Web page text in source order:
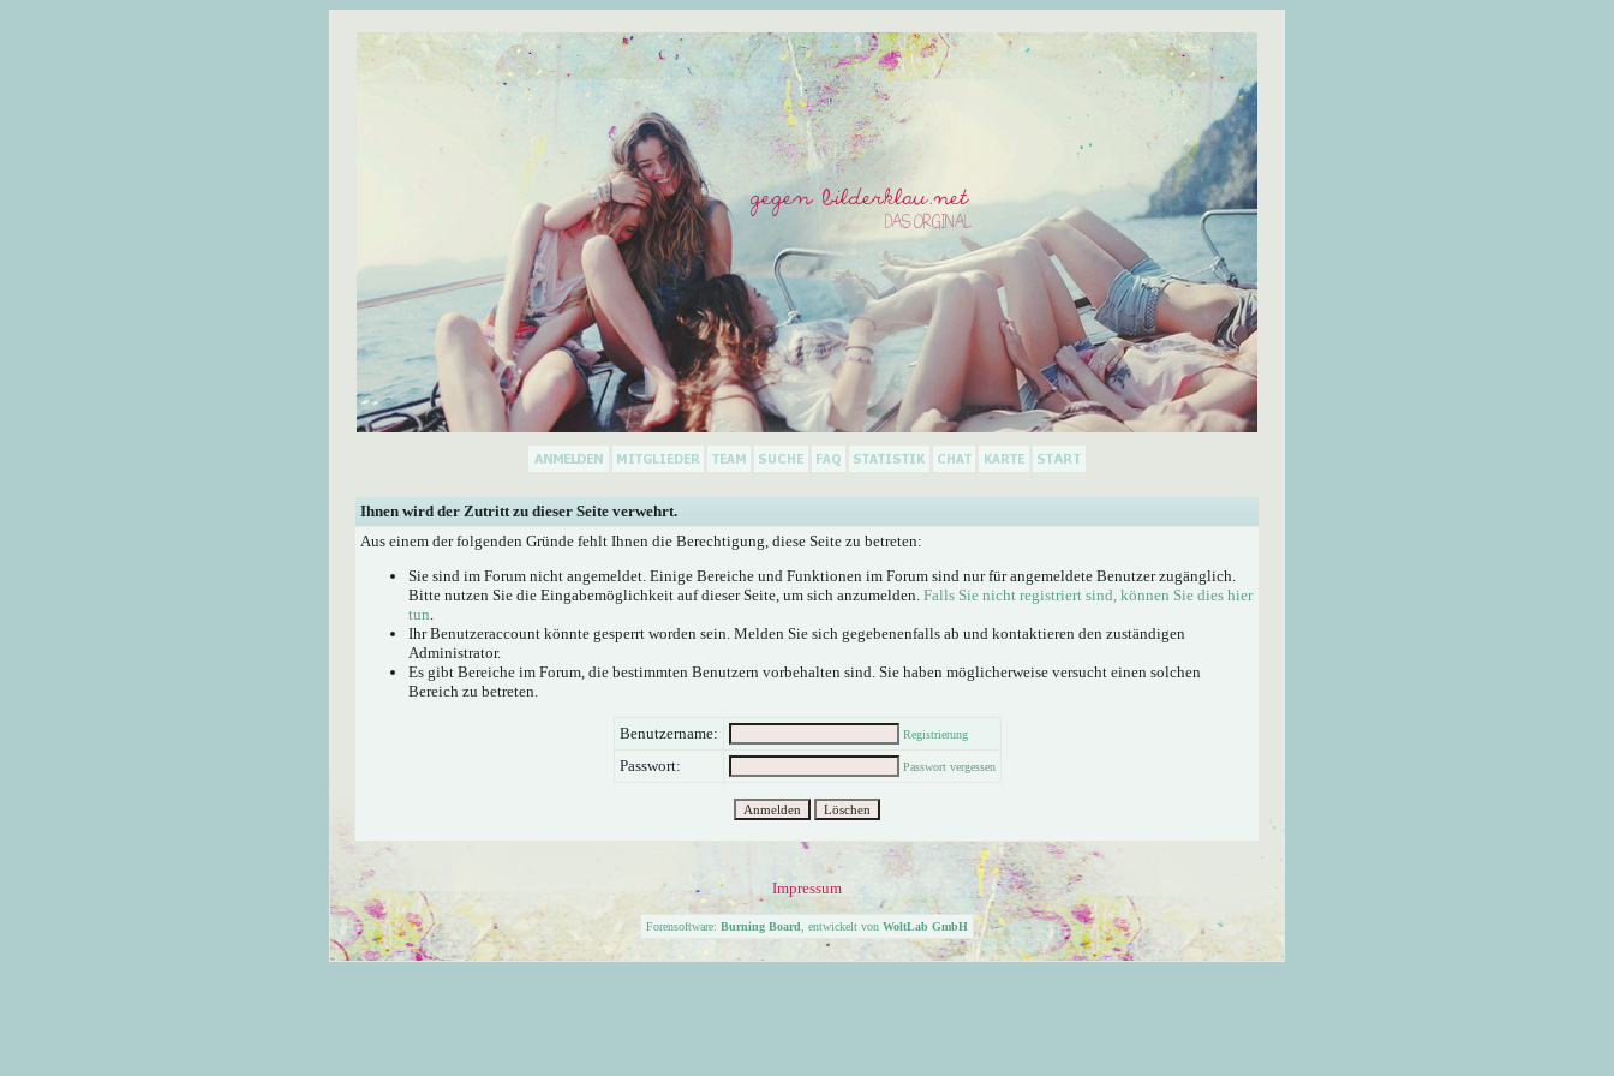
Ihnen wird der Zutritt zu dieser Seite verwehrt.
Aus einem der folgenden Gründe fehlt Ihnen die Berechtigung, diese Seite zu betreten:
Sie sind im Forum nicht angemeldet. Einige Bereiche und Funktionen im Forum sind nur für angemeldete Benutzer zugänglich.
Bitte nutzen Sie die Eingabemöglichkeit auf dieser Seite, um sich anzumelden. Falls Sie nicht registriert sind, können Sie dies hier
tun.
Ihr Benutzeraccount könnte gesperrt worden sein. Melden Sie sich gegebenenfalls ab und kontaktieren den zuständigen
Administrator.
Es gibt Bereiche im Forum, die bestimmten Benutzern vorbehalten sind. Sie haben möglicherweise versucht einen solchen
Bereich zu betreten.
Benutzername: Registrierung
Passwort: Passwort vergessen
Impressum
Forensoftware: Burning Board , entwickelt von WoltLab GmbH